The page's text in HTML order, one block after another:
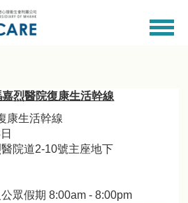
烈醫院復康生活幹線
康生活幹線
院道2-10號主座地下
眾假期 8:00am - 8:00pm